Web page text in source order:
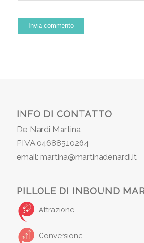
INFO DI CONTATTO
De Nardi Martina
P.IVA 04688510264
email: martina@martinadenardi.it
PILLOLE DI INBOUND
Attrazione
Conversione